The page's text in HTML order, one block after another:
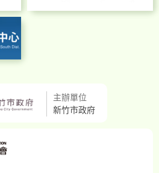
主辦單位
新竹市政府